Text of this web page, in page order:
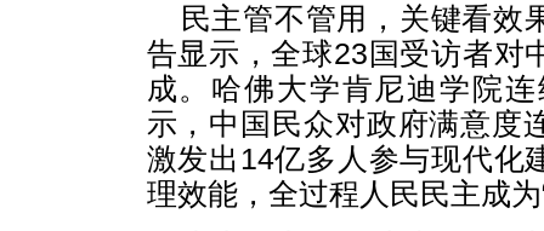
民主管不管用，关键看效
告显示，全球23国受访者对
成。哈佛大学肯尼迪学院
示，中国民众对政府满意度
激发出14亿多人参与现代化
理效能，全过程人民民主成